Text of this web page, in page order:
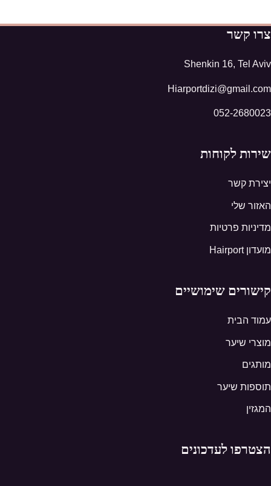
צרו קשר
Shenkin 16, Tel Aviv
Hiarportdizi@gmail.com
052-2680023
שירות לקוחות
יצירת קשר
האזור שלי
מדיניות פרטיות
מועדון Hairport
קישורים שימושיים
עמוד הבית
מוצרי שיער
מותגים
תוספות שיער
המגזין
הצטרפו לעדכונים